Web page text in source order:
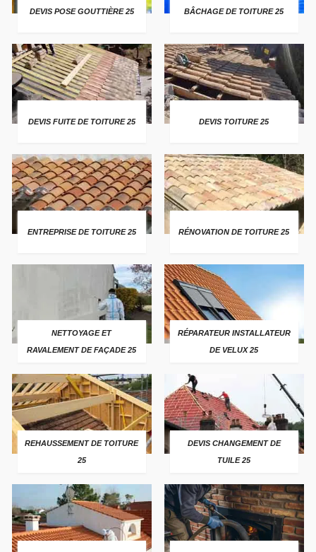
DEVIS POSE GOUTTIÈRE 25 BÂCHAGE DE TOITURE 25
DEVIS FUITE DE TOITURE 25 DEVIS TOITURE 25
ENTREPRISE DE TOITURE 25 RÉNOVATION DE TOITURE 25
NETTOYAGE ET
RAVALEMENT DE FAÇADE 25
RÉPARATEUR INSTALLATEUR
DE VELUX 25
REHAUSSEMENT DE TOITURE
25
DEVIS CHANGEMENT DE
TUILE 25